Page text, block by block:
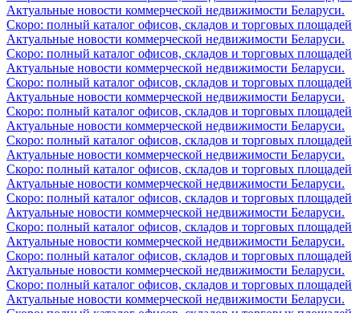
Актуальные новости коммерческой недвижимости Беларуси.
Скоро: полный каталог офисов, складов и торговых площадей
Актуальные новости коммерческой недвижимости Беларуси.
Скоро: полный каталог офисов, складов и торговых площадей
Актуальные новости коммерческой недвижимости Беларуси.
Скоро: полный каталог офисов, складов и торговых площадей
Актуальные новости коммерческой недвижимости Беларуси.
Скоро: полный каталог офисов, складов и торговых площадей
Актуальные новости коммерческой недвижимости Беларуси.
Скоро: полный каталог офисов, складов и торговых площадей
Актуальные новости коммерческой недвижимости Беларуси.
Скоро: полный каталог офисов, складов и торговых площадей
Актуальные новости коммерческой недвижимости Беларуси.
Скоро: полный каталог офисов, складов и торговых площадей
Актуальные новости коммерческой недвижимости Беларуси.
Скоро: полный каталог офисов, складов и торговых площадей
Актуальные новости коммерческой недвижимости Беларуси.
Скоро: полный каталог офисов, складов и торговых площадей
Актуальные новости коммерческой недвижимости Беларуси.
Скоро: полный каталог офисов, складов и торговых площадей
Актуальные новости коммерческой недвижимости Беларуси.